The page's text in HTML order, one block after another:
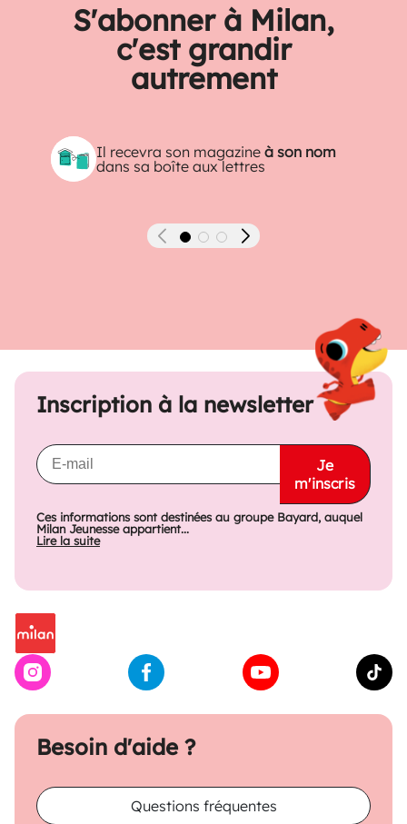
S'abonner à Milan,
c'est grandir
autrement
Il recevra son magazineà son nom
dans sa boîte aux lettres
Précédent Suivant
Besoin d'aide ?
Questions fréquentes
Inscription à la newsletter
Je
m'inscris
Ces informations sont destinées au groupe Bayard, auquel
Milan Jeunesse appartient...
Lire la suite